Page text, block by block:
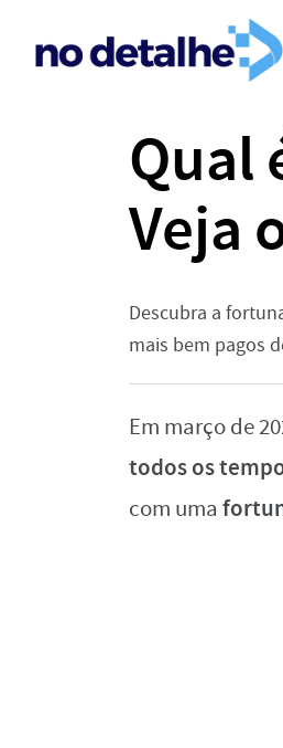
Qual
Veja
Descubra a
mais bem pagos
Em março de
todos os
com uma